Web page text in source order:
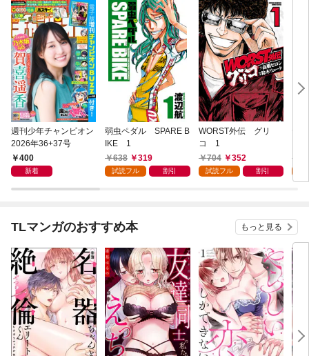
週刊少年チャンピオン
2026年36+37号
400
新着
弱虫ペダル SPARE B
IKE 1
638
319
試読フル 割引
WORST外伝 グリ
コ 1
704
352
試読フル 割引
TLマンガのおすすめ本 もっと見る